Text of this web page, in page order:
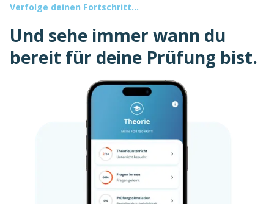
Verfolge deinen Fortschritt...
Und sehe immer wann du
bereit für deine Prüfung bist.